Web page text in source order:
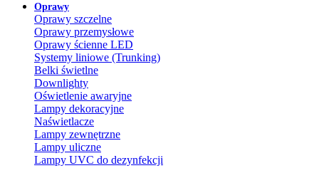
Oprawy
Oprawy szczelne
Oprawy przemysłowe
Oprawy ścienne LED
Systemy liniowe (Trunking)
Belki świetlne
Downlighty
Oświetlenie awaryjne
Lampy dekoracyjne
Naświetlacze
Lampy zewnętrzne
Lampy uliczne
Lampy UVC do dezynfekcji